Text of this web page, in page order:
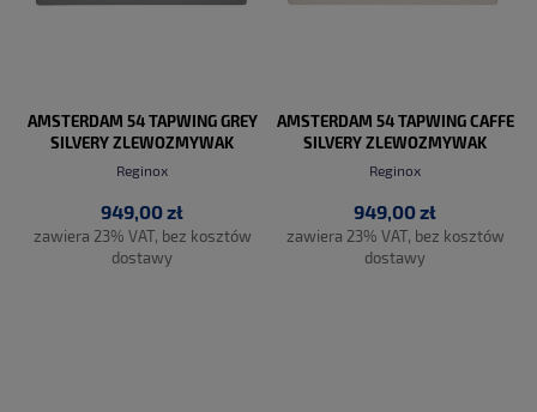
AMSTERDAM 54 TAPWING GREY
SILVERY ZLEWOZMYWAK
GRANITOWY
Reginox
949,00 zł
zawiera 23% VAT, bez kosztów
dostawy
AMSTERDAM 54 TAPWING CAFFE
SILVERY ZLEWOZMYWAK
GRANITOWY
Reginox
949,00 zł
zawiera 23% VAT, bez kosztów
dostawy